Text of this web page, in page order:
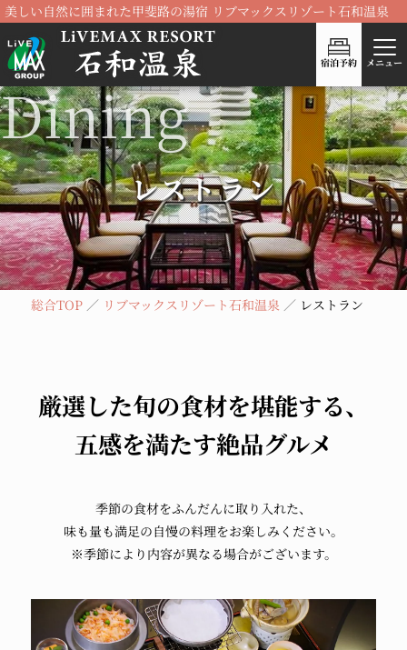
美しい自然に囲まれた甲斐路の湯宿 リブマックスリゾート石和温泉
宿泊予約 メニュー
レストラン
総合TOP リブマックスリゾート石和温泉 レストラン
厳選した旬の食材を堪能する、
五感を満たす絶品グルメ
季節の食材をふんだんに取り入れた、
味も量も満足の自慢の料理をお楽しみください。
※季節により内容が異なる場合がございます。